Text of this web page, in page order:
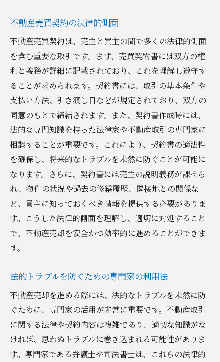
不動産売買契約の法律的側面
不動産売買契約は、売主と買主の間で多くの法律的側面
を含む重要な取引です。まず、売買契約書には双方の権
利と義務が詳細に記載されており、これを理解し遵守す
ることが求められます。契約書には、取引の基本条件や
支払い方法、引き渡し日などが規定されており、双方の
同意のもとで締結されます。また、契約書作成時には、
法的な専門知識を持った法律家や不動産取引の専門家に
相談することが重要です。これにより、契約書の適法性
を確保し、将来的なトラブルを未然に防ぐことが可能に
なります。さらに、契約書には売主の説明義務が課せら
れ、物件の状況や過去の修繕履歴、隣接地との関係な
ど、買主に知っておくべき情報を提供する必要がありま
す。こうした法律的側面を理解し、適切に対処すること
で、不動産売却を安全かつ効率的に進めることができま
す。
法的トラブルを防ぐための専門家の利用法
不動産売却を進める際には、法的なトラブルを未然に防
ぐために、専門家の活用が非常に重要です。不動産取引
に関する法律や契約内容は複雑であり、適切な知識がな
ければ、思わぬトラブルに巻き込まれる可能性がありま
す。専門家である弁護士や司法書士は、これらの法律的